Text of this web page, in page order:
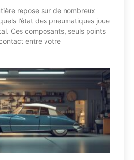
repose sur de nombreux
l’état des pneumatiques joue
Ces composants, seuls points
entre votre